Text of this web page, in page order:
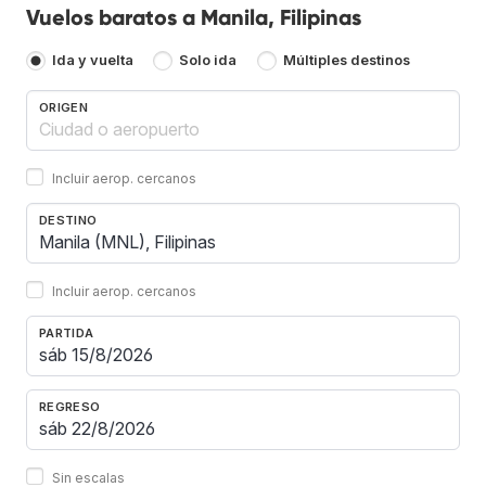
Vuelos baratos a Manila, Filipinas
Ida y vuelta Solo ida Múltiples destinos
ORIGEN
Incluir aerop. cercanos
DESTINO
Incluir aerop. cercanos
PARTIDA
REGRESO
Sin escalas